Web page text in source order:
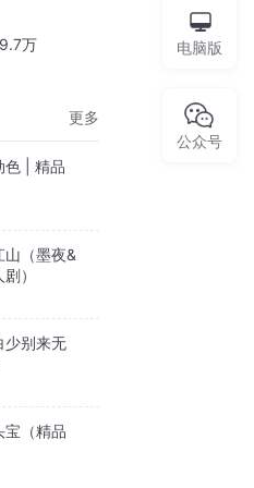
9.7万
更多
色 | 精品
山（墨夜&
）
少别来无
宝（精品
电脑版
公众号